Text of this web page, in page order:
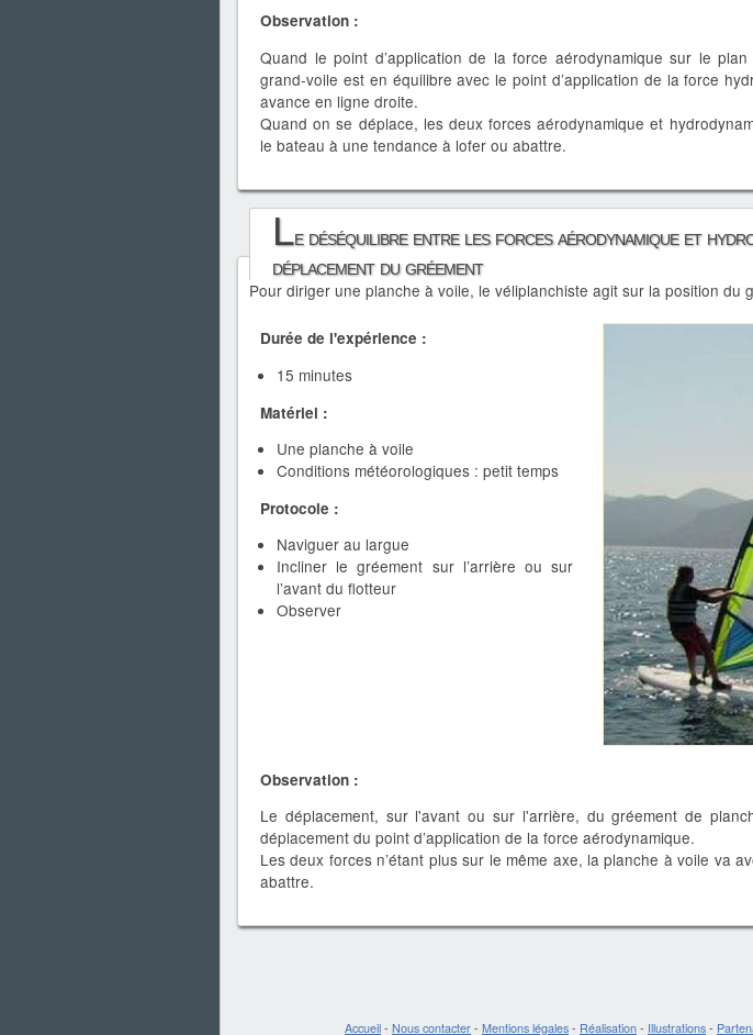
Accueil - Nous contacter - Mentions légales - Réalisation - Illustrations -
Observation :
Quand le point d’application de la force aérodynamique sur le
grand-voile est en équilibre avec le point d’application de la force
avance en ligne droite.
Quand on se déplace, les deux forces aérodynamique et
le bateau à une tendance à lofer ou abattre.
Le déséquilibre entre les forces aérodynamique et
déplacement du gréement
Pour diriger une planche à voile, le véliplanchiste agit sur la position du
Durée de l'expérience :
15 minutes
Matériel :
Une planche à voile
Conditions météorologiques : petit temps
Protocole :
Naviguer au largue
Incliner le gréement sur l’arrière ou sur
l’avant du flotteur
Observer
Observation :
Le déplacement, sur l'avant ou sur l'arrière, du gréement de
déplacement du point d’application de la force aérodynamique.
Les deux forces n’étant plus sur le même axe, la planche à voile va
abattre.